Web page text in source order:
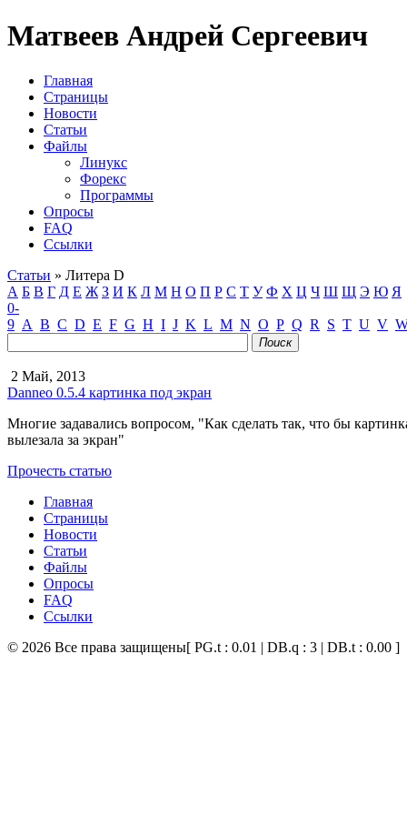
Матвеев Андрей Сергеевич
Главная
Страницы
Новости
Статьи
Файлы
Линукс
Форекс
Программы
Опросы
FAQ
Ссылки
Статьи » Литера D
А Б В Г Д Е Ж З И К Л М Н О П Р С Т У Ф Х Ц Ч Ш Щ Э Ю Я
0-
9 A B C D E F G H I J K L M N O P Q R S T U V
Поиск
2 Май, 2013
Danneo 0.5.4 картинка под экран
Многие задавались вопросом, "Как сделать так, что бы
вылезала за экран"
Прочесть статью
Главная
Страницы
Новости
Статьи
Файлы
Опросы
FAQ
Ссылки
© 2026 Все права защищены[ PG.t : 0.01 | DB.q : 3 | DB.t : 0.00 ]